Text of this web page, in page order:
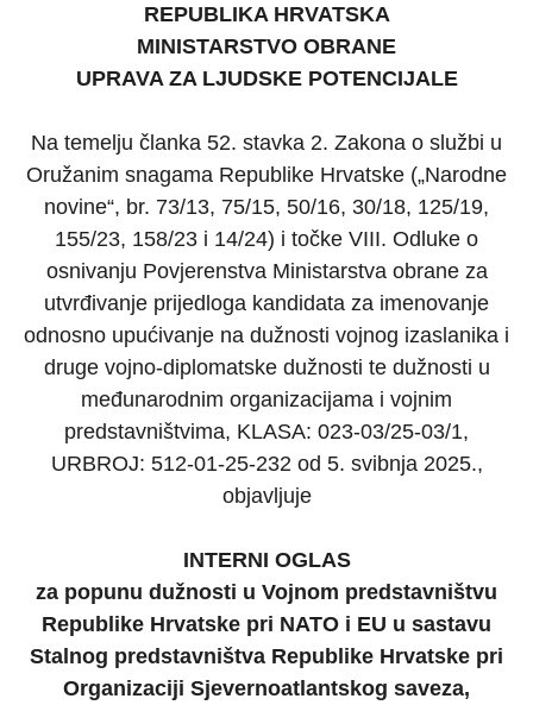
REPUBLIKA HRVATSKA
MINISTARSTVO OBRANE
UPRAVA ZA LJUDSKE POTENCIJALE
Na temelju članka 52. stavka 2. Zakona o službi u
Oružanim snagama Republike Hrvatske („Narodne
novine“, br. 73/13, 75/15, 50/16, 30/18, 125/19,
155/23, 158/23 i 14/24) i točke VIII. Odluke o
osnivanju Povjerenstva Ministarstva obrane za
utvrđivanje prijedloga kandidata za imenovanje
odnosno upućivanje na dužnosti vojnog izaslanika i
druge vojno-diplomatske dužnosti te dužnosti u
međunarodnim organizacijama i vojnim
predstavništvima, KLASA: 023-03/25-03/1,
URBROJ: 512-01-25-232 od 5. svibnja 2025.,
objavljuje
INTERNI OGLAS
za popunu dužnosti u Vojnom predstavništvu
Republike Hrvatske pri NATO i EU u sastavu
Stalnog predstavništva Republike Hrvatske pri
Organizaciji Sjevernoatlantskog saveza,